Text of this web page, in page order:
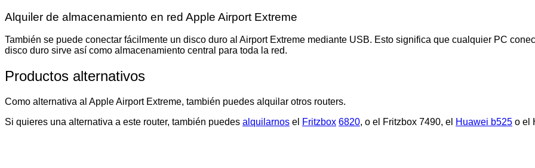
Alquiler de almacenamiento en red Apple Airport Extreme
También se puede conectar fácilmente un disco duro al Airport Extreme mediante USB. Esto significa que cualquier PC
disco duro sirve así como almacenamiento central para toda la red.
Productos alternativos
Como alternativa al Apple Airport Extreme, también puedes alquilar otros routers.
Si quieres una alternativa a este router, también puedes alquilarnos el Fritzbox 6820, o el Fritzbox 7490, el Huawei b525 o el